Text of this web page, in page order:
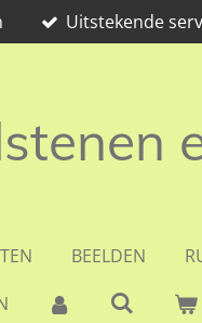
Uitstekende
BEELDEN